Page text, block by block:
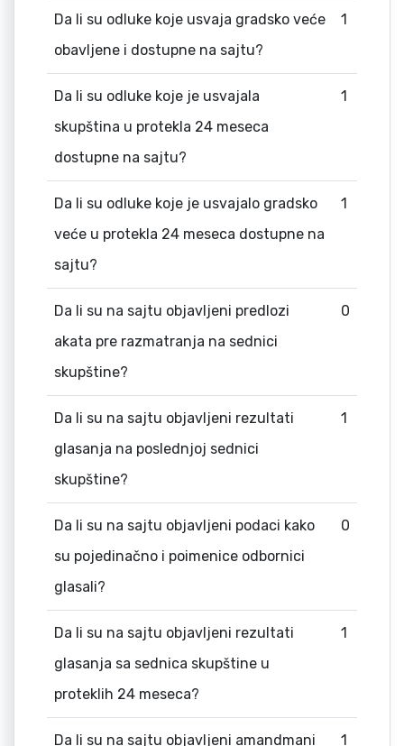
Da li su odluke koje usvaja gradsko veće
obavljene i dostupne na sajtu?
1
Da li su odluke koje je usvajala
skupština u protekla 24 meseca
dostupne na sajtu?
1
Da li su odluke koje je usvajalo gradsko
veće u protekla 24 meseca dostupne na
sajtu?
1
Da li su na sajtu objavljeni predlozi
akata pre razmatranja na sednici
skupštine?
0
Da li su na sajtu objavljeni rezultati
glasanja na poslednjoj sednici
skupštine?
1
Da li su na sajtu objavljeni podaci kako
su pojedinačno i poimenice odbornici
glasali?
0
Da li su na sajtu objavljeni rezultati
glasanja sa sednica skupštine u
proteklih 24 meseca?
1
Da li su na sajtu objavljeni amandmani 1